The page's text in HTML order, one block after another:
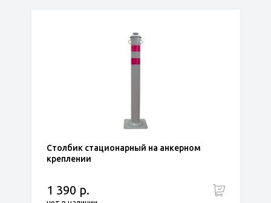
Столбик стационарный на анкерном
креплении
1 390 р.